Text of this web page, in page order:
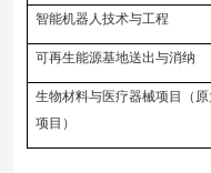
智能机器人技术与工程
可再生能源基地送出与消纳
生物材料与医疗器械项目（
项目）